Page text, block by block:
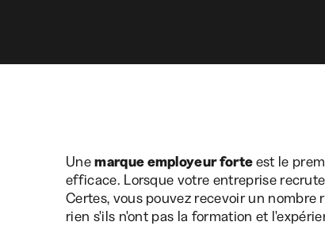
Unemarque employeur forteest le
efficace. Lorsque votre entreprise
Certes, vous pouvez recevoir un
rien s'ils n'ont pas la formation et